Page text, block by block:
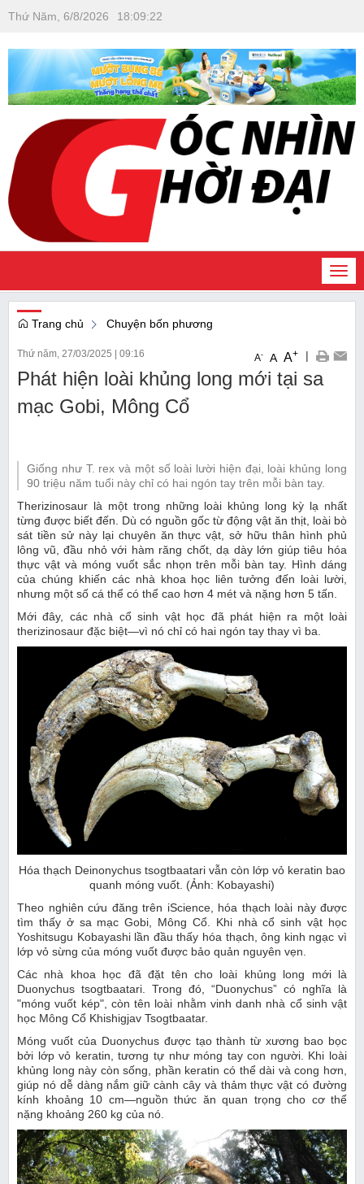
Thứ Năm, 6/8/2026 18:09:22
Trang chủ Chuyện bốn phương
Thứ năm, 27/03/2025 | 09:16 A- A A+ |
Phát hiện loài khủng long mới tại sa
mạc Gobi, Mông Cổ
Giống như T. rex và một số loài lười hiện đại, loài khủng long
90 triệu năm tuổi này chỉ có hai ngón tay trên mỗi bàn tay.
Therizinosaur là một trong những loài khủng long kỳ lạ nhất
từng được biết đến. Dù có nguồn gốc từ động vật ăn thịt, loài bò
sát tiền sử này lại chuyên ăn thực vật, sở hữu thân hình phủ
lông vũ, đầu nhỏ với hàm răng chốt, dạ dày lớn giúp tiêu hóa
thực vật và móng vuốt sắc nhọn trên mỗi bàn tay. Hình dáng
của chúng khiến các nhà khoa học liên tưởng đến loài lười,
nhưng một số cá thể có thể cao hơn 4 mét và nặng hơn 5 tấn.
Mới đây, các nhà cổ sinh vật học đã phát hiện ra một loài
therizinosaur đặc biệt—vì nó chỉ có hai ngón tay thay vì ba.
Hóa thạch Deinonychus tsogtbaatari vẫn còn lớp vỏ keratin bao
quanh móng vuốt. (Ảnh: Kobayashi)
Theo nghiên cứu đăng trên iScience, hóa thạch loài này được
tìm thấy ở sa mạc Gobi, Mông Cổ. Khi nhà cổ sinh vật học
Yoshitsugu Kobayashi lần đầu thấy hóa thạch, ông kinh ngạc vì
lớp vỏ sừng của móng vuốt được bảo quản nguyên vẹn.
Các nhà khoa học đã đặt tên cho loài khủng long mới là
Duonychus tsogtbaatari. Trong đó, “Duonychus” có nghĩa là
"móng vuốt kép", còn tên loài nhằm vinh danh nhà cổ sinh vật
học Mông Cổ Khishigjav Tsogtbaatar.
Móng vuốt của Duonychus được tạo thành từ xương bao bọc
bởi lớp vỏ keratin, tương tự như móng tay con người. Khi loài
khủng long này còn sống, phần keratin có thể dài và cong hơn,
giúp nó dễ dàng nắm giữ cành cây và thảm thực vật có đường
kính khoảng 10 cm—nguồn thức ăn quan trọng cho cơ thể
nặng khoảng 260 kg của nó.